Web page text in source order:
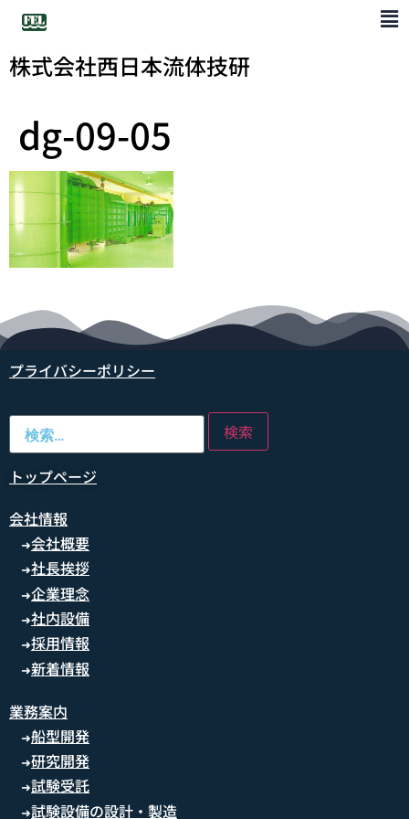
株式会社西日本流体技研
dg-09-05
プライバシーポリシー
トップページ
会社情報
➜会社概要
➜社長挨拶
➜企業理念
➜社内設備
➜採用情報
➜新着情報
業務案内
➜船型開発
➜研究開発
➜試験受託
➜試験設備の設計・製造